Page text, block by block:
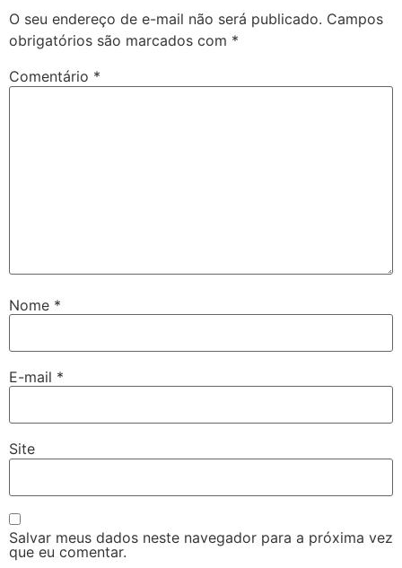
O seu endereço de e-mail não será publicado. Campos
obrigatórios são marcados com *
Comentário *
Nome *
E-mail *
Site
Salvar meus dados neste navegador para a próxima vez
que eu comentar.